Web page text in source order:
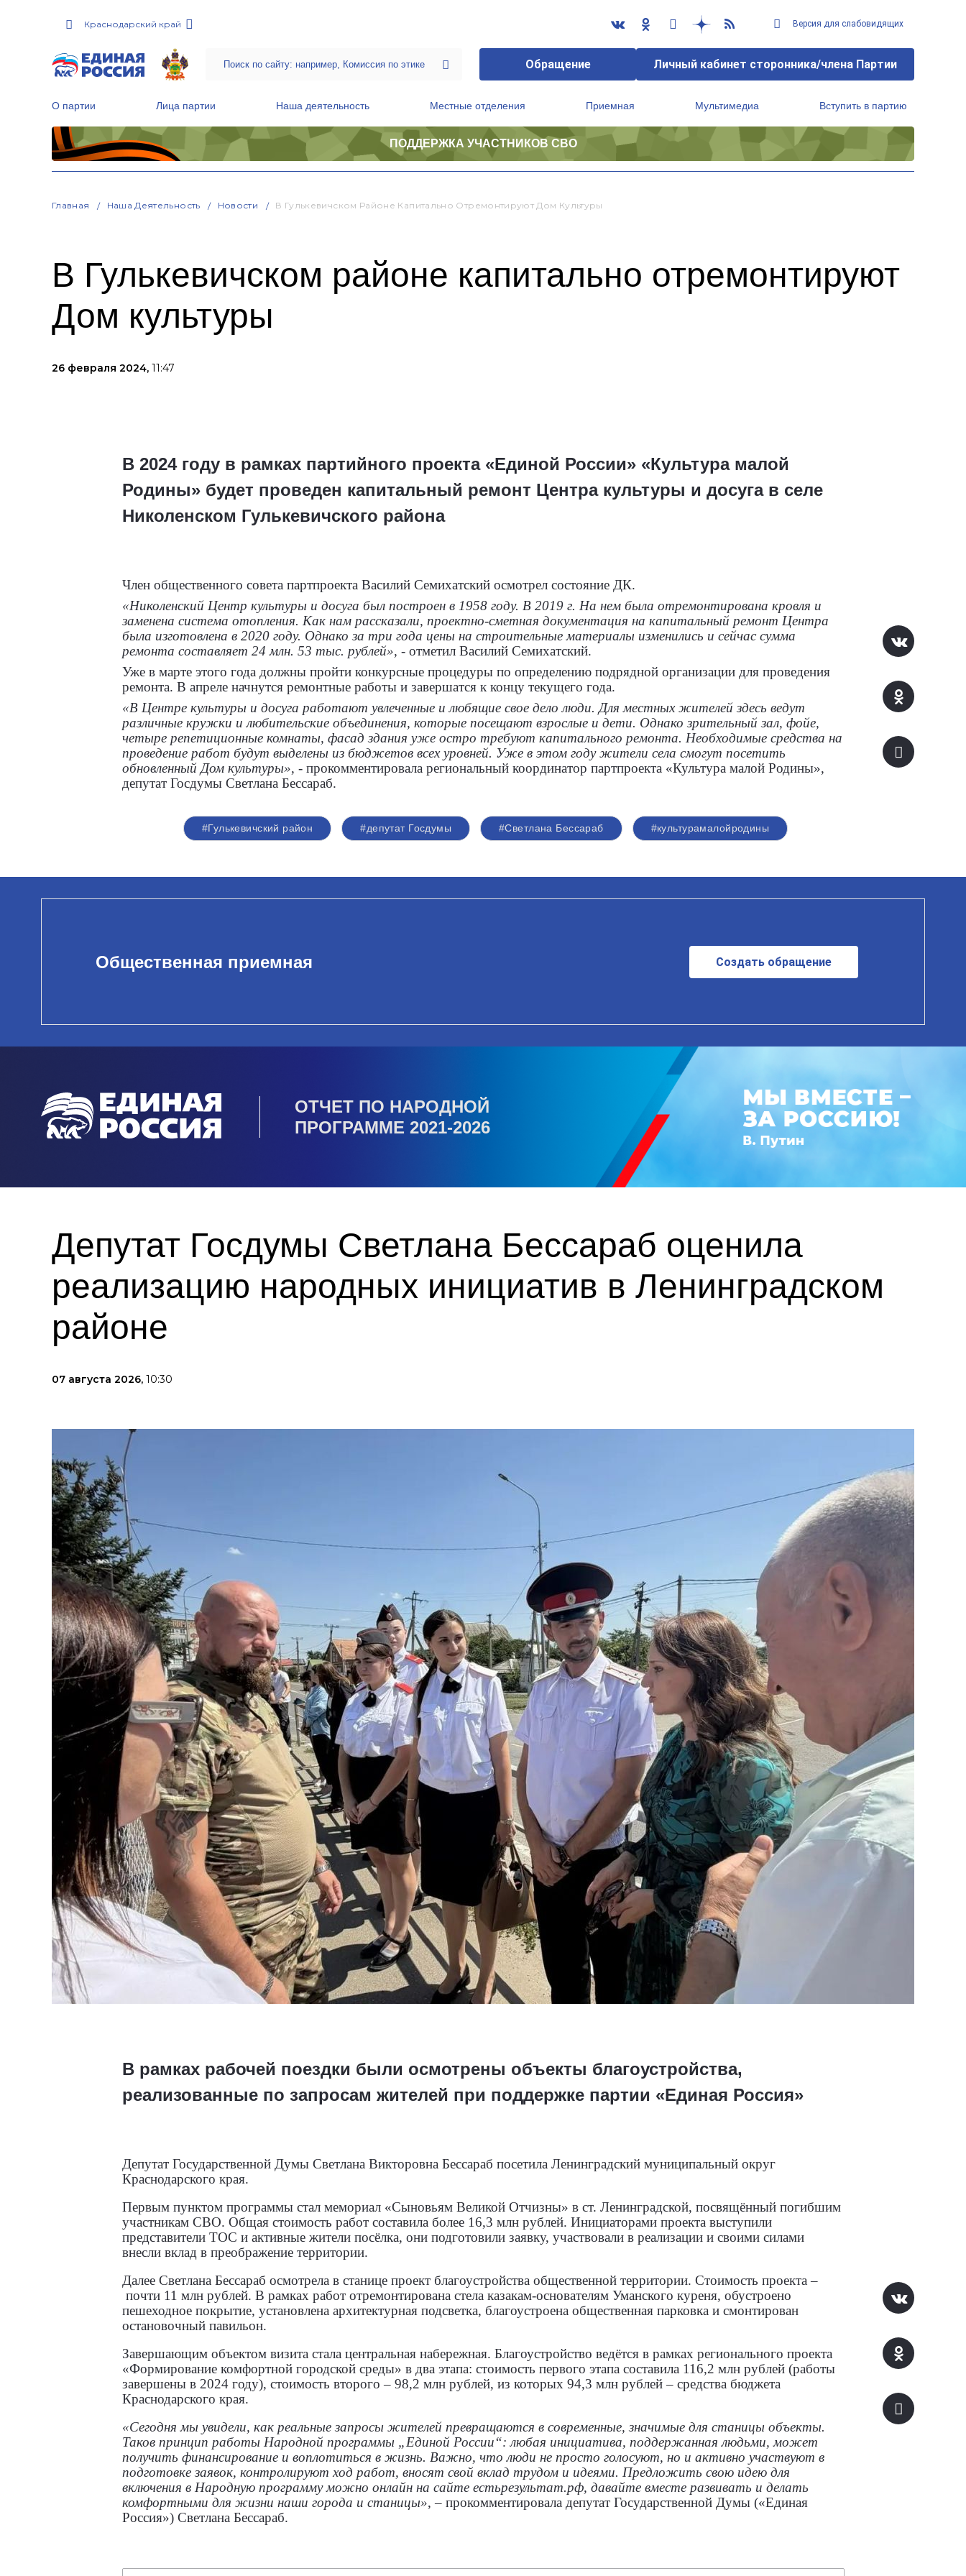
Краснодарский край Версия для слабовидящих
Обращение Личный кабинет сторонника/члена Партии
О партии Лица партии Наша деятельность Местные отделения Приемная Мультимедиа Вступить в партию
ПОДДЕРЖКА УЧАСТНИКОВ СВО
Главная Наша Деятельность Новости В Гулькевичском Районе Капитально Отремонтируют Дом Культуры
В Гулькевичском районе капитально отремонтируют
Дом культуры
26 февраля 2024, 11:47
В 2024 году в рамках партийного проекта «Единой России» «Культура малой
Родины» будет проведен капитальный ремонт Центра культуры и досуга в селе
Николенском Гулькевичского района
Член общественного совета партпроекта Василий Семихатский осмотрел состояние ДК.
«Николенский Центр культуры и досуга был построен в 1958 году. В 2019 г. На нем была отремонтирована кровля и
заменена система отопления. Как нам рассказали, проектно-сметная документация на капитальный ремонт Центра
была изготовлена в 2020 году. Однако за три года цены на строительные материалы изменились и сейчас сумма
ремонта составляет 24 млн. 53 тыс. рублей», - отметил Василий Семихатский.
Уже в марте этого года должны пройти конкурсные процедуры по определению подрядной организации для проведения
ремонта. В апреле начнутся ремонтные работы и завершатся к концу текущего года.
«В Центре культуры и досуга работают увлеченные и любящие свое дело люди. Для местных жителей здесь ведут
различные кружки и любительские объединения, которые посещают взрослые и дети. Однако зрительный зал, фойе,
четыре репетиционные комнаты, фасад здания уже остро требуют капитального ремонта. Необходимые средства на
проведение работ будут выделены из бюджетов всех уровней. Уже в этом году жители села смогут посетить
обновленный Дом культуры», - прокомментировала региональный координатор партпроекта «Культура малой Родины»,
депутат Госдумы Светлана Бессараб.
#Гулькевичский район #депутат Госдумы #Светлана Бессараб #культурамалойродины
Общественная приемная Создать обращение
ОТЧЕТ ПО НАРОДНОЙ
ПРОГРАММЕ 2021-2026
Депутат Госдумы Светлана Бессараб оценила
реализацию народных инициатив в Ленинградском
районе
07 августа 2026, 10:30
В рамках рабочей поездки были осмотрены объекты благоустройства,
реализованные по запросам жителей при поддержке партии «Единая Россия»
Депутат Государственной Думы Светлана Викторовна Бессараб посетила Ленинградский муниципальный округ
Краснодарского края.
Первым пунктом программы стал мемориал «Сыновьям Великой Отчизны» в ст. Ленинградской, посвящённый погибшим
участникам СВО. Общая стоимость работ составила более 16,3 млн рублей. Инициаторами проекта выступили
представители ТОС и активные жители посёлка, они подготовили заявку, участвовали в реализации и своими силами
внесли вклад в преображение территории.
Далее Светлана Бессараб осмотрела в станице проект благоустройства общественной территории. Стоимость проекта –
почти 11 млн рублей. В рамках работ отремонтирована стела казакам‑основателям Уманского куреня, обустроено
пешеходное покрытие, установлена архитектурная подсветка, благоустроена общественная парковка и смонтирован
остановочный павильон.
Завершающим объектом визита стала центральная набережная. Благоустройство ведётся в рамках регионального проекта
«Формирование комфортной городской среды» в два этапа: стоимость первого этапа составила 116,2 млн рублей (работы
завершены в 2024 году), стоимость второго – 98,2 млн рублей, из которых 94,3 млн рублей – средства бюджета
Краснодарского края.
«Сегодня мы увидели, как реальные запросы жителей превращаются в современные, значимые для станицы объекты.
Таков принцип работы Народной программы „Единой России“: любая инициатива, поддержанная людьми, может
получить финансирование и воплотиться в жизнь. Важно, что люди не просто голосуют, но и активно участвуют в
подготовке заявок, контролируют ход работ, вносят свой вклад трудом и идеями. Предложить свою идею для
включения в Народную программу можно онлайн на сайте естьрезультат.рф, давайте вместе развивать и делать
комфортными для жизни наши города и станицы», – прокомментировала депутат Государственной Думы («Единая
Россия») Светлана Бессараб.